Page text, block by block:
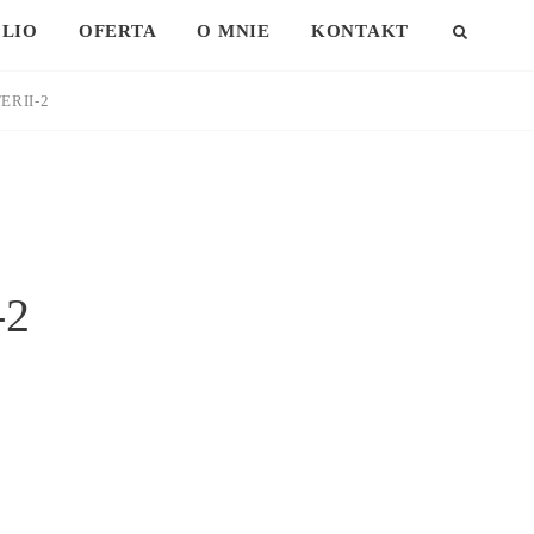
OFERTA O MNIE KONTAKT
2